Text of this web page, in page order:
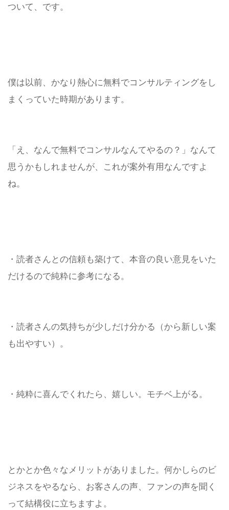
ついて、です。
僕は以前、かなり熱心に無料でコンサルティングをし
まくっていた時期があります。
「え、なんで無料でコンサルなんてやるの？」なんて
思うかもしれませんが、これが案外有用なんですよ
ね。
・読者さんとの信頼も築けて、本音の良い意見をいた
だけるので純粋に参考になる。
・読者さんの気持ちが少しだけ分かる（から新しい案
も出やすい）。
・純粋に喜んでくれたら、嬉しい。モチベ上がる。
とかとか色々なメリットがありました。何かしらのビ
ジネスをやるなら、お客さんの声、ファンの声を聞く
って結構役に立ちますよ。